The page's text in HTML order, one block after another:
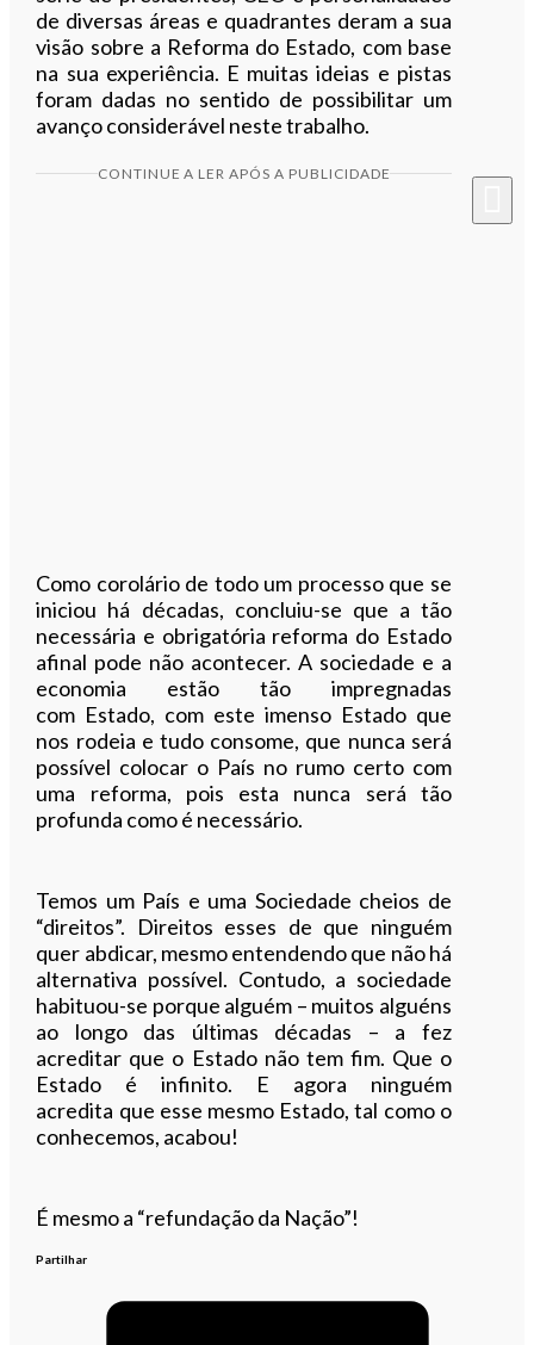
de diversas áreas e quadrantes deram a sua
visão sobre a Reforma do Estado, com base
na sua experiência. E muitas ideias e pistas
foram dadas no sentido de possibilitar um
avanço considerável neste trabalho.
CONTINUE A LER APÓS A PUBLICIDADE
Como corolário de todo um processo que se
iniciou há décadas, concluiu-se que a tão
necessária e obrigatória reforma do Estado
afinal pode não acontecer. A sociedade e a
economia estão tão impregnadas
com Estado, com este imenso Estado que
nos rodeia e tudo consome, que nunca será
possível colocar o País no rumo certo com
uma reforma, pois esta nunca será tão
profunda como é necessário.
Temos um País e uma Sociedade cheios de
“direitos”. Direitos esses de que ninguém
quer abdicar, mesmo entendendo que não há
alternativa possível. Contudo, a sociedade
habituou-se porque alguém – muitos alguéns
ao longo das últimas décadas – a fez
acreditar que o Estado não tem fim. Que o
Estado é infinito. E agora ninguém
acredita que esse mesmo Estado, tal como o
conhecemos, acabou!
É mesmo a “refundação da Nação”!
Partilhar